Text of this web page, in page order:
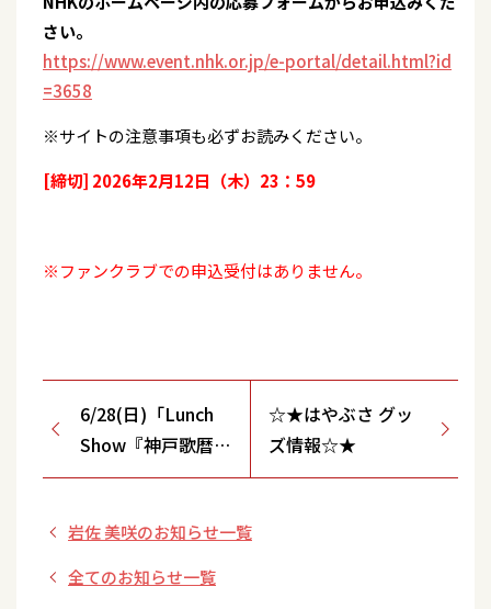
さい。
https://www.event.nhk.or.jp/e-portal/detail.html?id
=3658
※サイトの注意事項も必ずお読みください。
[締切] 2026年2月12日（木）23：59
※ファンクラブでの申込受付はありません。
6/28(日)「Lunch
Show『神戸歌暦』
Vol.3」開催決定！
☆★はやぶさ グッ
ズ情報☆★
岩佐 美咲のお知らせ一覧
全てのお知らせ一覧